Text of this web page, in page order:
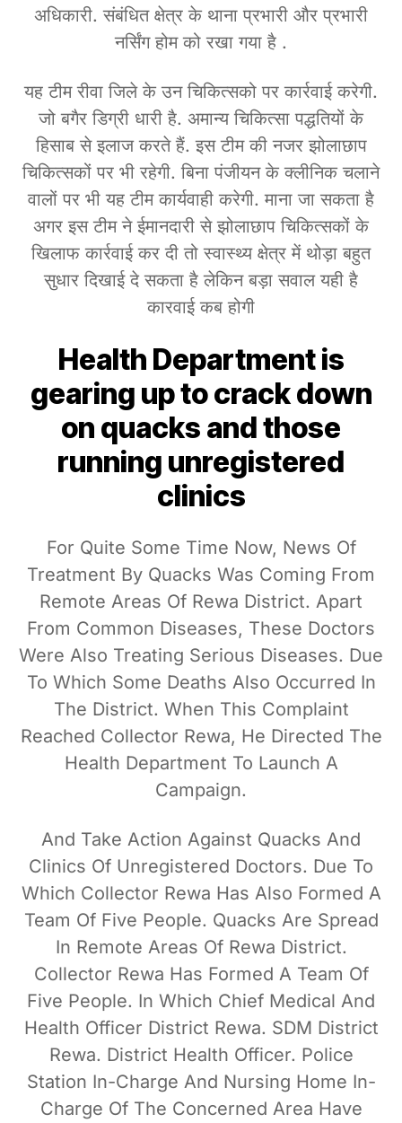
अधिकारी. संबंधित क्षेत्र के थाना प्रभारी और प्रभारी
नर्सिंग होम को रखा गया है .
यह टीम रीवा जिले के उन चिकित्सको पर कार्रवाई करेगी.
जो बगैर डिग्री धारी है. अमान्य चिकित्सा पद्धतियों के
हिसाब से इलाज करते हैं. इस टीम की नजर झोलाछाप
चिकित्सकों पर भी रहेगी. बिना पंजीयन के क्लीनिक चलाने
वालों पर भी यह टीम कार्यवाही करेगी. माना जा सकता है
अगर इस टीम ने ईमानदारी से झोलाछाप चिकित्सकों के
खिलाफ कार्रवाई कर दी तो स्वास्थ्य क्षेत्र में थोड़ा बहुत
सुधार दिखाई दे सकता है लेकिन बड़ा सवाल यही है
कारवाई कब होगी
Health Department is
gearing up to crack down
on quacks and those
running unregistered
clinics
For Quite Some Time Now, News Of
Treatment By Quacks Was Coming From
Remote Areas Of Rewa District. Apart
From Common Diseases, These Doctors
Were Also Treating Serious Diseases. Due
To Which Some Deaths Also Occurred In
The District. When This Complaint
Reached Collector Rewa, He Directed The
Health Department To Launch A
Campaign.
And Take Action Against Quacks And
Clinics Of Unregistered Doctors. Due To
Which Collector Rewa Has Also Formed A
Team Of Five People. Quacks Are Spread
In Remote Areas Of Rewa District.
Collector Rewa Has Formed A Team Of
Five People. In Which Chief Medical And
Health Officer District Rewa. SDM District
Rewa. District Health Officer. Police
Station In-Charge And Nursing Home In-
Charge Of The Concerned Area Have